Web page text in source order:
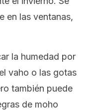
en las ventanas,
la humedad por
vaho o las gotas
también puede
de moho